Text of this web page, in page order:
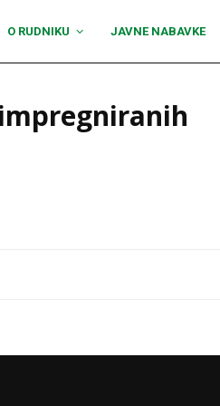
O RUDNIKU JAVNE NABAVKE